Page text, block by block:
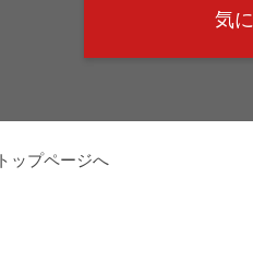
気
トップページへ